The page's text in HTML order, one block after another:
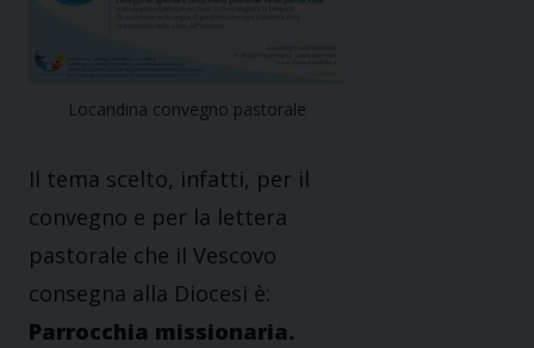
Locandina convegno pastorale
Il tema scelto, infatti, per il
convegno e per la lettera
pastorale che il Vescovo
consegna alla Diocesi è:
Parrocchia missionaria.